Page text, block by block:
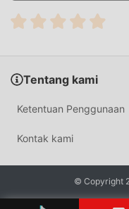
tunggu apa lagi, unduh
Tentang kami
Ketentuan Penggunaan
Kontak kami
© Copyright